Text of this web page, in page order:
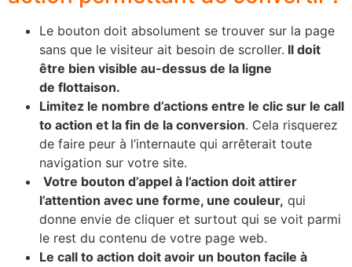
Le bouton doit absolument se trouver sur la page
sans que le visiteur ait besoin de scroller. Il doit
être bien visible au-dessus de la ligne
de flottaison.
Limitez le nombre d’actions entre le clic sur le call
to action et la fin de la conversion. Cela risquerez
de faire peur à l’internaute qui arrêterait toute
navigation sur votre site.
Votre bouton d’appel à l’action doit attirer
l’attention avec une forme, une couleur, qui
donne envie de cliquer et surtout qui se voit parmi
le rest du contenu de votre page web.
Le call to action doit avoir un bouton facile à